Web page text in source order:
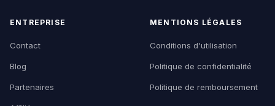
ENTREPRISE
Contact
Blog
Partenaires
MENTIONS LÉGALES
Conditions d'utilisation
Politique de confidentialité
Politique de remboursement